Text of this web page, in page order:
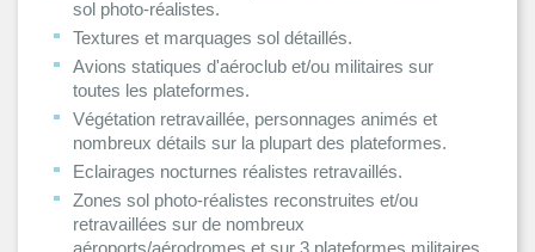
sol photo-réalistes.
Textures et marquages sol détaillés.
Avions statiques d'aéroclub et/ou militaires sur
toutes les plateformes.
Végétation retravaillée, personnages animés et
nombreux détails sur la plupart des plateformes.
Eclairages nocturnes réalistes retravaillés.
Zones sol photo-réalistes reconstruites et/ou
retravaillées sur de nombreux
aéroports/aérodromes et sur 3 plateformes militaires